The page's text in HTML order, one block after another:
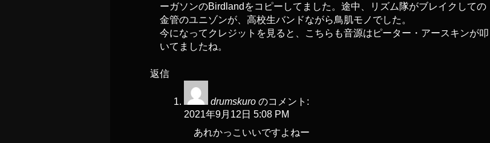
ーガソンのBirdlandをコピーしてました。途中、リズム隊がブレイクしての
金管のユニゾンが、高校生バンドながら鳥肌モノでした。
今になってクレジットを見ると、こちらも音源はピーター・アースキンが叩
いてましたね。
返信
drumskuro のコメント:
2021年9月12日 5:08 PM
あれかっこいいですよねー